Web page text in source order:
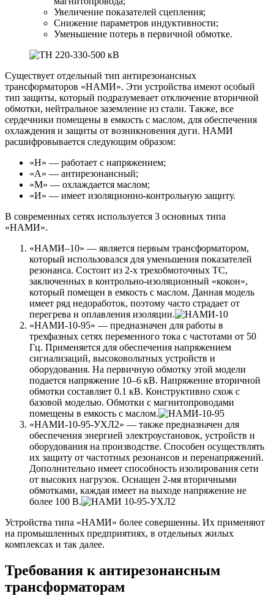
Увеличение показателей сцепления;
Снижение параметров индуктивности;
Уменьшение потерь в первичной обмотке.
Существует отдельный тип антирезонансных
трансформаторов «НАМИ». Эти устройства имеют особый
тип защиты, который подразумевает отключение вторичной
обмотки, нейтральное заземление из стали. Также, все
сердечники помещены в емкость с маслом, для обеспечения
охлаждения и защиты от возникновения дуги. НАМИ
расшифровывается следующим образом:
«Н» — работает с напряжением;
«А» — антирезонансный;
«М» — охлаждается маслом;
«И» — имеет изоляционно-контрольную защиту.
В современных сетях используется 3 основных типа
«НАМИ».
«НАМИ–10» — является первым трансформатором,
который использовался для уменьшения показателей
резонанса. Состоит из 2-х трехобмоточных ТС,
заключенных в контрольно-изоляционный «кокон»,
который помещен в емкость с маслом. Данная модель
имеет ряд недоработок, поэтому часто страдает от
перегрева и оплавления изоляции.
«НАМИ-10-95» — предназначен для работы в
трехфазных сетях переменного тока с частотами от 50
Гц. Применяется для обеспечения напряжением
сигнализаций, высоковольтных устройств и
оборудования. На первичную обмотку этой модели
подается напряжение 10–6 кВ. Напряжение вторичной
обмотки составляет 0.1 кВ. Конструктивно схож с
базовой моделью. Обмотки с магнитопроводами
помещены в емкость с маслом.
«НАМИ-10-95-УХЛ2» — также предназначен для
обеспечения энергией электроустановок, устройств и
оборудования на производстве. Способен осуществлять
их защиту от частотных резонансов и перенапряжений.
Дополнительно имеет способность изолирования сети
от высоких нагрузок. Оснащен 2-мя вторичными
обмотками, каждая имеет на выходе напряжение не
более 100 В.
Устройства типа «НАМИ» более совершенны. Их применяют
на промышленных предприятиях, в отдельных жилых
комплексах и так далее.
Требования к антирезонансным
трансформаторам